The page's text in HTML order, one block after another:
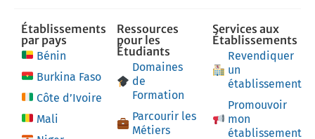
Établissements
par pays
Bénin
Burkina Faso
Côte d’Ivoire
Mali
Ressources
pour les
Étudiants
Domaines
de
Formation
Parcourir les
Métiers
Services aux
Établissements
Revendiquer
un
établissement
Promouvoir
mon
établissement